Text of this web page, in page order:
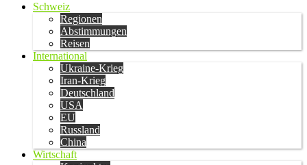
Schweiz
Regionen
Abstimmungen
Reisen
International
Ukraine-Krieg
Iran-Krieg
Deutschland
USA
EU
Russland
China
Wirtschaft